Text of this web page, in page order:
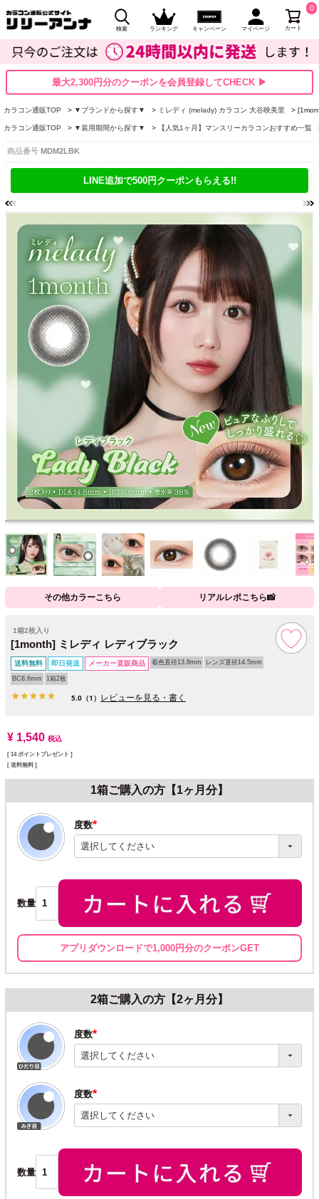
検索 ランキング キャンペーン マイページ カート
0
最大2,300円分のクーポンを会員登録してCHECK ▶
カラコン通販TOP ▼ブランドから探す▼ ミレディ (melady) カラコン 大谷映美里
カラコン通販TOP ▼装用期間から探す▼ 【人気1ヶ月】マンスリーカラコンおすすめ一覧
商品番号 MDM2LBK
LINE追加で500円クーポンもらえる!!
その他カラーこちら リアルレポこちら📸
1箱2枚入り
[1month] ミレディ レディブラック
送料無料 即日発送 メーカー直販商品 着色直径13.8mm レンズ直径14.5mm
BC8.6mm 1箱2枚
5.0 （1） レビューを見る・書く
¥ 1,540 税込
[ 14 ポイントプレゼント ]
送料無料
1箱ご購入の方【1ヶ月分】
度数
(必
須)
数量
アプリダウンロードで1,000円分のクーポンGET
2箱ご購入の方【2ヶ月分】
度数
(必
須)
度数
(必
須)
数量